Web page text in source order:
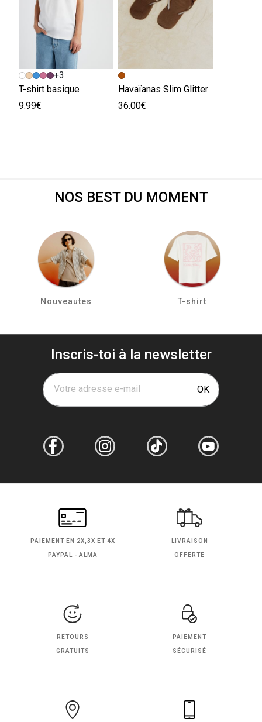
+3
T-shirt basique
9.99€
Havaïanas Slim Glitter
36.00€
NOS BEST DU MOMENT
Nouveautes T-shirt
Inscris-toi à la newsletter
Votre adresse e-mail OK
PAIEMENT EN 2X,3X ET 4X
PAYPAL - ALMA
LIVRAISON
OFFERTE
RETOURS
GRATUITS
PAIEMENT
SÉCURISÉ